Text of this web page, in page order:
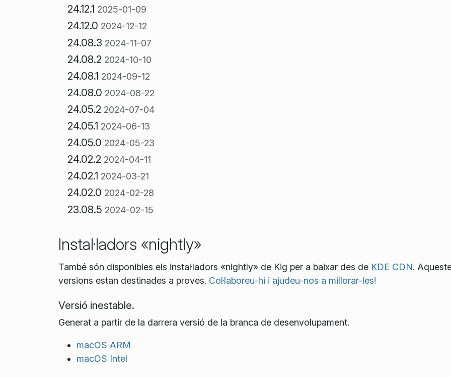
24.12.1 2025-01-09
24.12.0 2024-12-12
24.08.3 2024-11-07
24.08.2 2024-10-10
24.08.1 2024-09-12
24.08.0 2024-08-22
24.05.2 2024-07-04
24.05.1 2024-06-13
24.05.0 2024-05-23
24.02.2 2024-04-11
24.02.1 2024-03-21
24.02.0 2024-02-28
23.08.5 2024-02-15
Instal·ladors «nightly»
També són disponibles els instal·ladors «nightly» de Kig per a baixar des de KDE CDN.
versions estan destinades a proves. Col·laboreu-hi i ajudeu-nos a millorar-les!
Versió inestable.
Generat a partir de la darrera versió de la branca de desenvolupament.
macOS ARM
macOS Intel